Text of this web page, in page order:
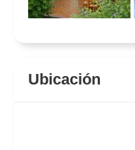
Ubicación